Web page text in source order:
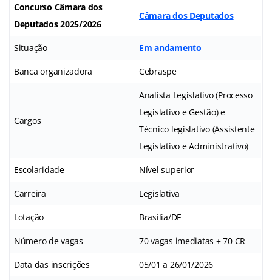
Concurso Câmara dos
Deputados2025/2026
Câmara dos Deputados
Situação Em andamento
Banca organizadora Cebraspe
Cargos
Analista Legislativo (Processo
Legislativo e Gestão) e
Técnico legislativo (Assistente
Legislativo e Administrativo)
Escolaridade Nível superior
Carreira Legislativa
Lotação Brasília/DF
Número de vagas 70 vagas imediatas + 70 CR
Data das inscrições 05/01 a 26/01/2026